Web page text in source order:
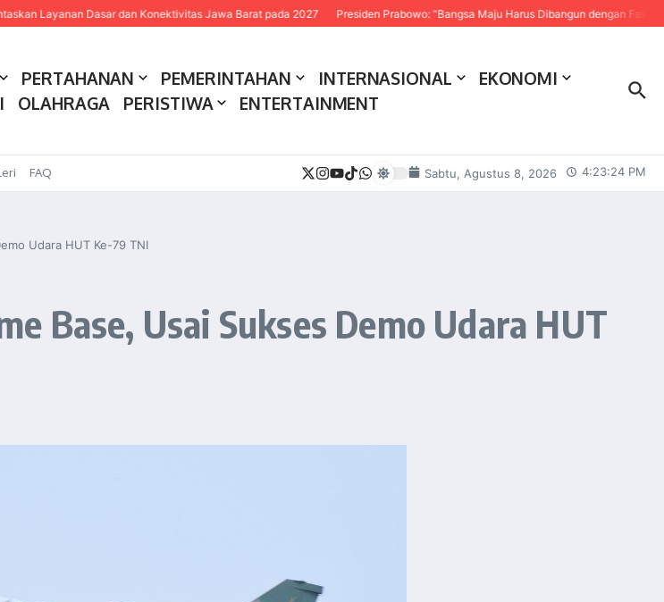
Dasar dan Konektivitas Jawa Barat pada 2027 Presiden Prabowo: “Bangsa Maju Harus Dibangun dengan Fakta dan Sains”
PERTAHANAN PEMERINTAHAN INTERNASIONAL
EKONOMI
OLAHRAGA PERISTIWA ENTERTAINMENT
FAQ Sabtu, Agustus 8, 2026 4:23:25 PM
Udara HUT Ke-79 TNI
Base, Usai Sukses Demo Udara HUT